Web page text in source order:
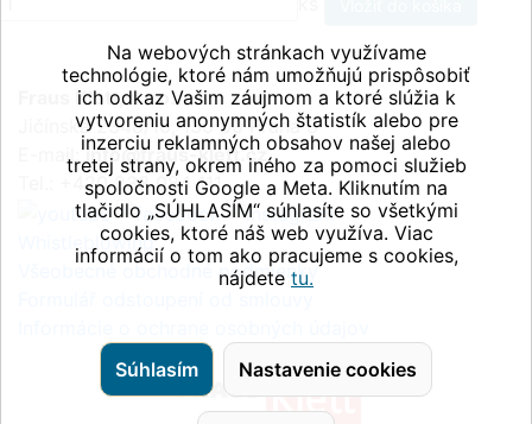
Fraus Klett, s.r.o.
Jičínská 2348/10, 130 00 Praha 3
E-mail:info@fraus-klett.cz
Tel.: +420 233 084 111
Whistleblowing
Všeobecné obchodné podmienky
Na webových stránkach využívame
technológie, ktoré nám umožňujú prispôsobiť
ich odkaz Vašim záujmom a ktoré slúžia k
vytvoreniu anonymných štatistík alebo pre
inzerciu reklamných obsahov našej alebo
tretej strany, okrem iného za pomoci služieb
spoločnosti Google a Meta. Kliknutím na
tlačidlo „SÚHLASÍM“ súhlasíte so všetkými
cookies, ktoré náš web využíva. Viac
informácií o tom ako pracujeme s cookies,
nájdete tu.
Súhlasím Nastavenie cookies